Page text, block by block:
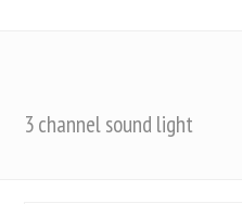
3 channel sound light